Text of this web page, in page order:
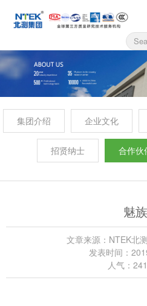
集团介绍 企业文化
招贤纳士 合作伙
魅族
文章来源：NTEK北
发表时间：
人气：